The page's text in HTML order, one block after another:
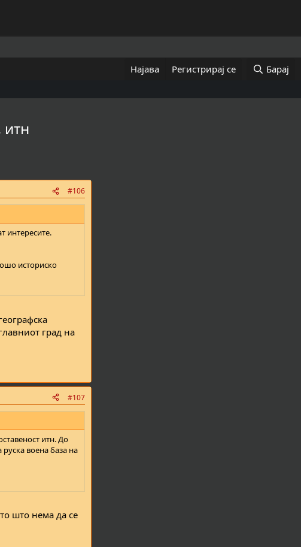
Најава Регистрирај се Барај
итн
#106
интересите.
историско
град на
#107
итн. До
воена база на
што нема да се